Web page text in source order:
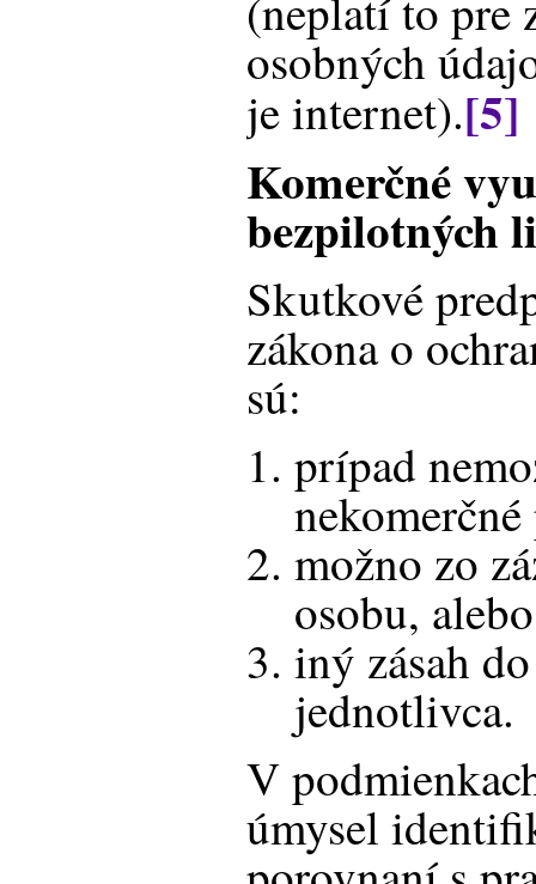
osobných
je internet).[5]
Komerčné
bezpilotných
Skutkové
zákona o
sú:
prípad
možno zo
osobu, alebo
iný zásah
jednotlivca.
V
úmysel